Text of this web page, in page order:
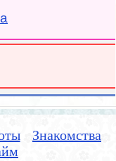
Знакомства